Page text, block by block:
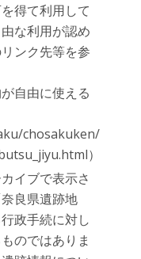
得て利用して
な利用が認め
ンク先等を参
自由に使える
chosakuken/
）
イブで表示さ
良県遺跡地
政手続に対し
のではありま